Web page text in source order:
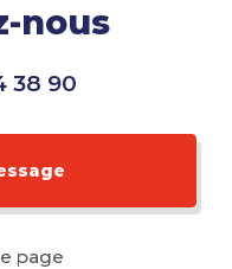
nous
38 90
page